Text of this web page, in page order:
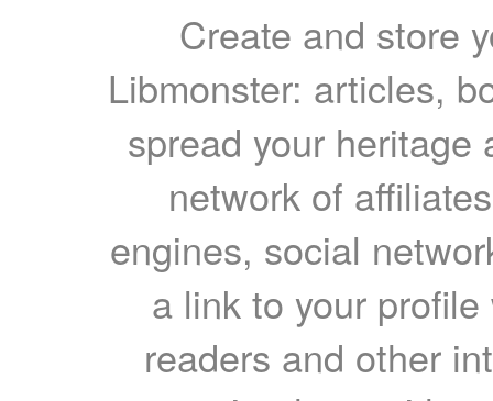
Create and store
Libmonster: articles,
spread your heritage
network of
engines, social
a link to your
readers and other